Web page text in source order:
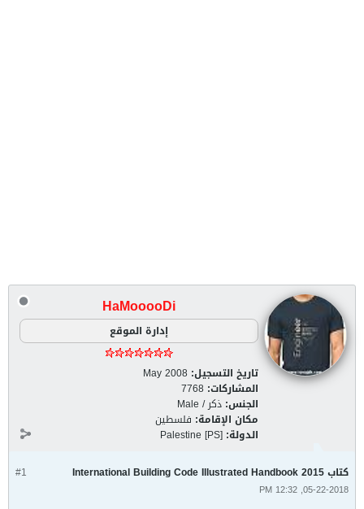
HaMooooDi
إدارة الموقع
تاريخ التسجيل: May 2008
المشاركات: 7768
الجنس: ذكر / Male
مكان الإقامة: فلسطين
الدولة: Palestine [PS]
#1 كتاب International Building Code Illustrated Handbook 2015
05-22-2018, 12:32 PM